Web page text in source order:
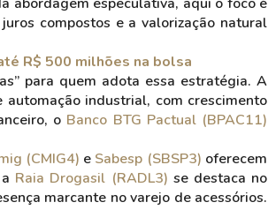
compostos e a valorização natural
R$ 500 milhões na bolsa
para quem adota essa estratégia. A
industrial, com crescimento
o Banco BTG Pactual (BPAC11)
(CMIG4) e Sabesp (SBSP3) oferecem
Raia Drogasil (RADL3) se destaca no
marcante no varejo de acessórios.